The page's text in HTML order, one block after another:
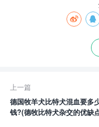
上一篇
德国牧羊犬比特犬混血要多
钱?(德牧比特犬杂交的优缺